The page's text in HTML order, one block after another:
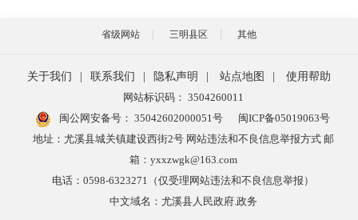
省级网站 三明县区 其他
关于我们 | 联系我们 | 隐私声明 | 站点地图 |
使用帮助
网站标识码： 3504260011
闽公网安备号： 35042602000051号
闽ICP备05019063号
地址：尤溪县城关镇建设西街2号 网站违法和不良信息举报方式 邮
箱：yxxzwgk@163.com
电话：0598-6323271（仅受理网站违法和不良信息举报）
中文域名：尤溪县人民政府.政务